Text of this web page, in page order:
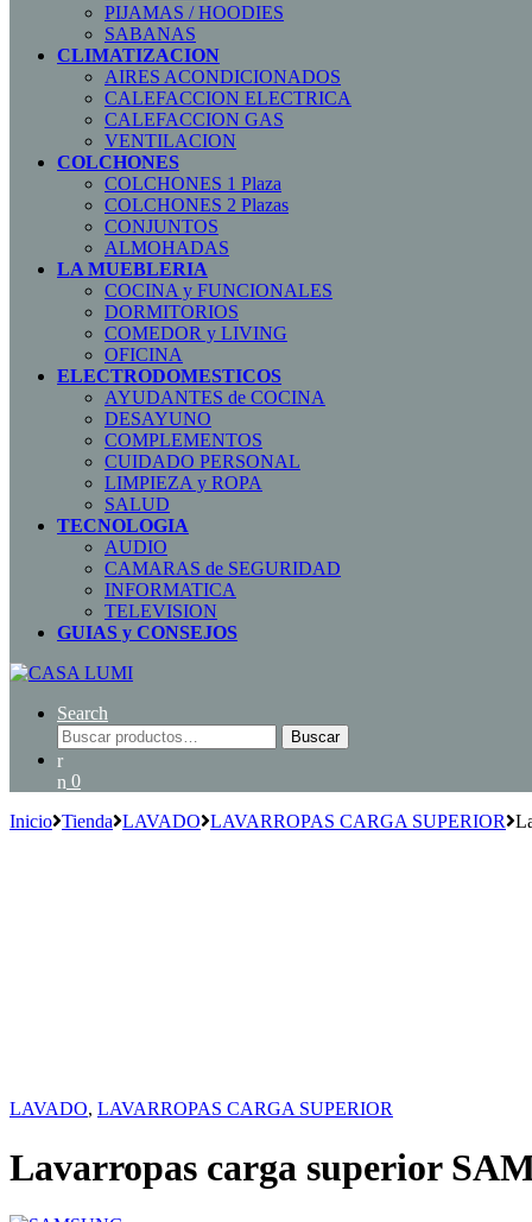
PIJAMAS / HOODIES
SABANAS
CLIMATIZACION
AIRES ACONDICIONADOS
CALEFACCION ELECTRICA
CALEFACCION GAS
VENTILACION
COLCHONES
COLCHONES 1 Plaza
COLCHONES 2 Plazas
CONJUNTOS
ALMOHADAS
LA MUEBLERIA
COCINA y FUNCIONALES
DORMITORIOS
COMEDOR y LIVING
OFICINA
ELECTRODOMESTICOS
AYUDANTES de COCINA
DESAYUNO
COMPLEMENTOS
CUIDADO PERSONAL
LIMPIEZA y ROPA
SALUD
TECNOLOGIA
AUDIO
CAMARAS de SEGURIDAD
INFORMATICA
TELEVISION
GUIAS y CONSEJOS
Search
Buscar
por:
Buscar
0
Inicio Tienda LAVADO LAVARROPAS CARGA SUPERIOR
LAVADO, LAVARROPAS CARGA SUPERIOR
Lavarropas carga superior